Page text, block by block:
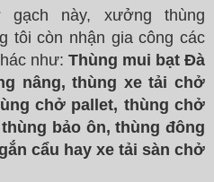
gạch này, xưởng thùng
tôi còn nhận gia công các
như: Thùng mui bạt Đà
nâng, thùng xe tải chở
chở pallet, thùng chở
bảo ôn, thùng đông
cẩu hay xe tải sàn chở